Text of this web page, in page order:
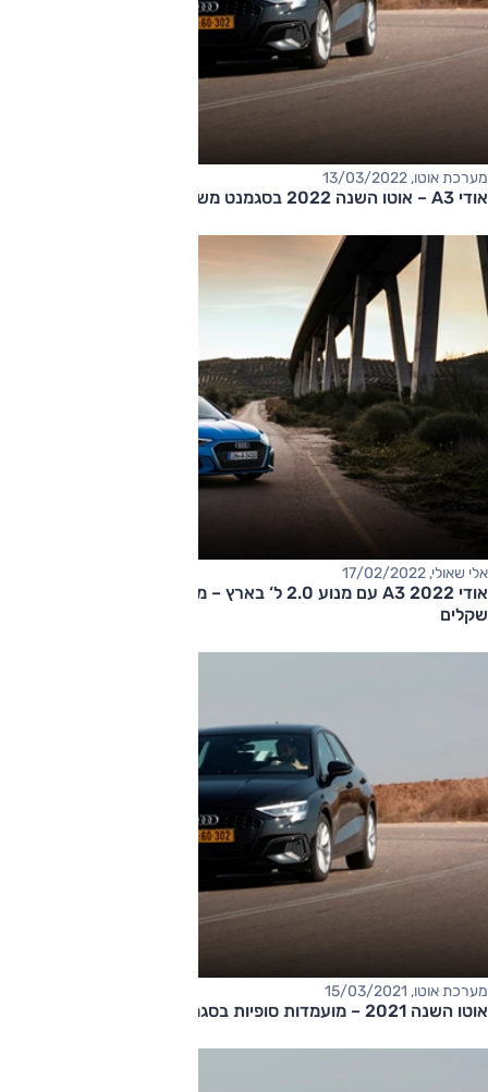
מערכת אוטו, 13/03/2022
אודי A3 – אוטו השנה 2022 בסגמנט משפחתיות יוקרתיות
אלי שאולי, 17/02/2022
שקלים
מערכת אוטו, 15/03/2021
אוטו השנה 2021 – מועמדות סופיות בסגמנט הקומפקטיות היוקרתיות